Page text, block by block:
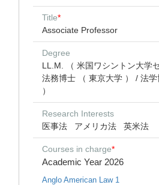
Title*
Associate Professor
Degree
LL.M. （ 米国ワシントン大学
法務博士 （ 東京大学 ） / 法
）
Research Interests
医事法
アメリカ法 英米法
Courses in charge*
Academic Year 2026
Anglo American Law 1